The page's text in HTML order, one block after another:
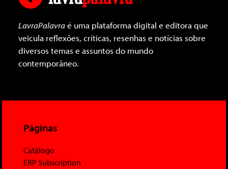
LavraPalavraé uma plataforma digital e editora que
veicula reflexões, críticas, resenhas e notícias sobre
diversos temas e assuntos do mundo
contemporâneo.
Páginas
Catálogo
ERP Subscription